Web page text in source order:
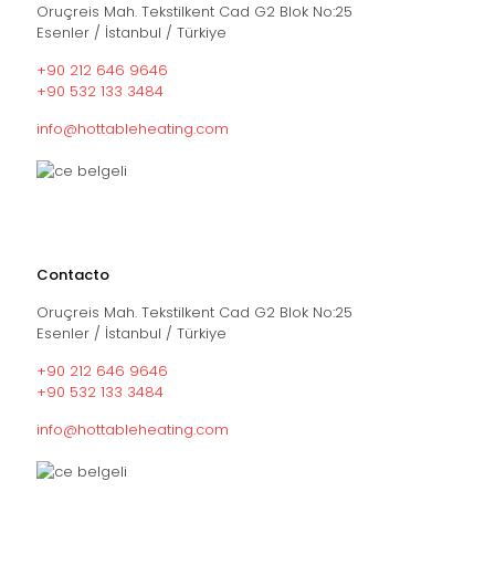
Oruçreis Mah. Tekstilkent Cad G2 Blok No:25
Esenler / İstanbul / Türkiye
+90 212 646 9646
+90 532 133 3484
info@hottableheating.com
Contacto
Oruçreis Mah. Tekstilkent Cad G2 Blok No:25
Esenler / İstanbul / Türkiye
+90 212 646 9646
+90 532 133 3484
info@hottableheating.com